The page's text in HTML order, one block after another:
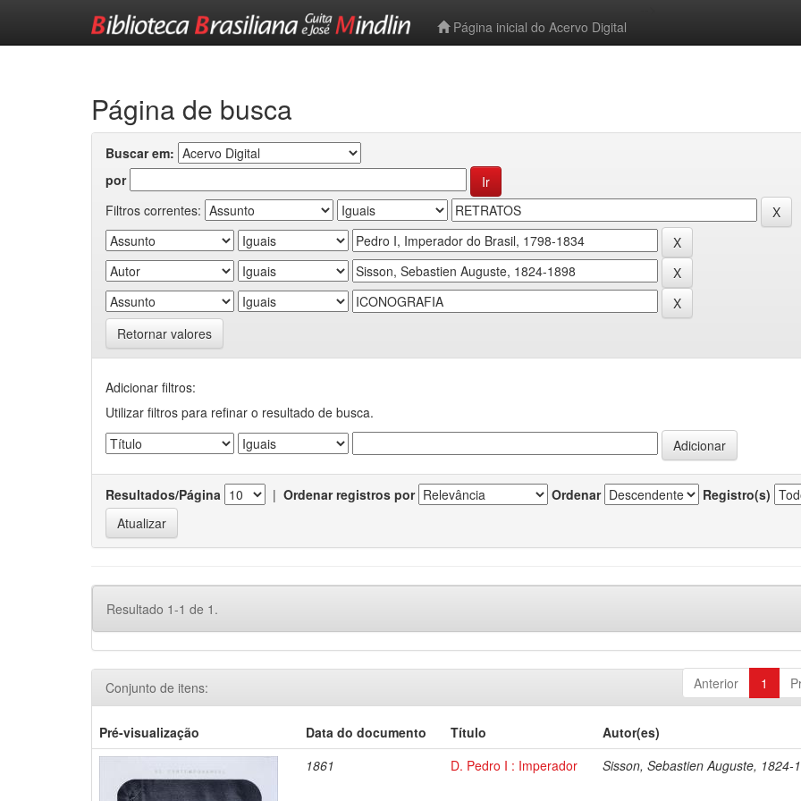
Página inicial do Acervo Digital
Página de busca
Buscar em:
por
Filtros correntes:
Retornar valores
Adicionar filtros:
Utilizar filtros para refinar o resultado de busca.
Resultados/Página | Ordenar registros por Ordenar Registro(s)
Resultado 1-1 de 1.
Anterior 1
Conjunto de itens:
Pré-visualização Data do documento Título
Autor(es)
1861
D. Pedro I : Imperador Sisson, Sebastien Auguste, 1824-